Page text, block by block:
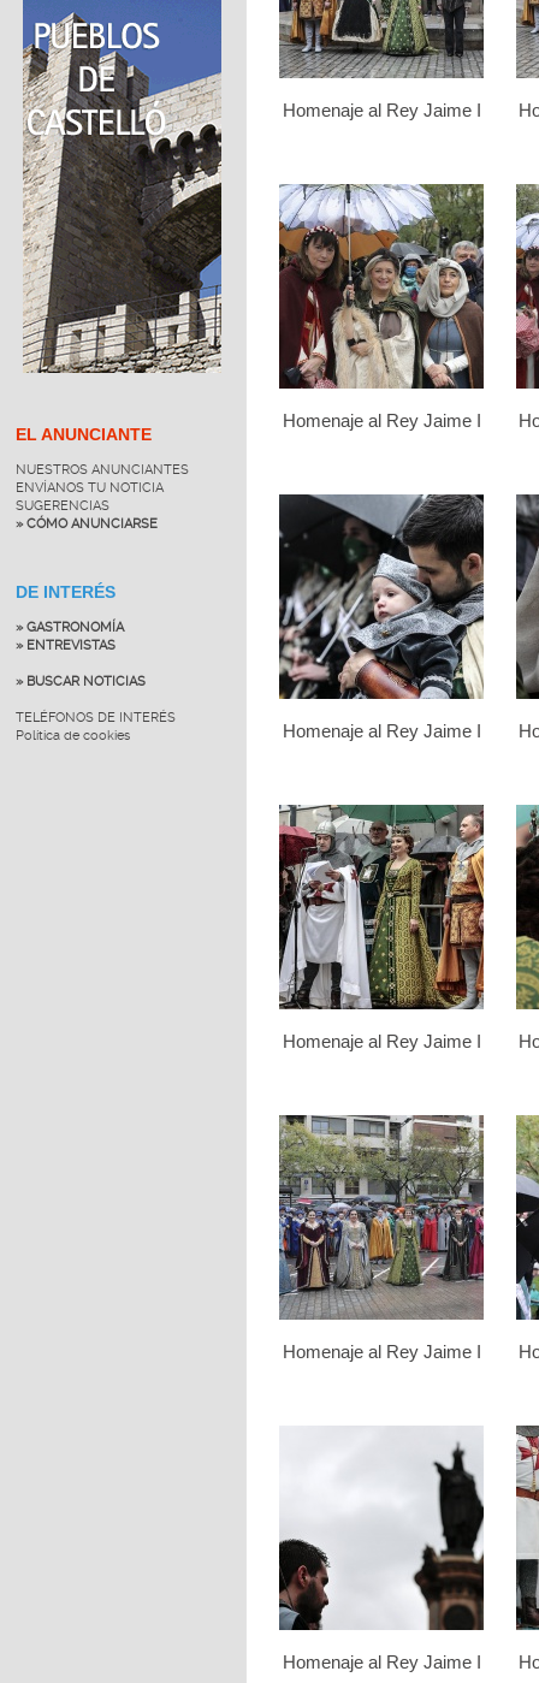
EL ANUNCIANTE
NUESTROS ANUNCIANTES
ENVÍANOS TU NOTICIA
SUGERENCIAS
» CÓMO ANUNCIARSE
DE INTERÉS
» GASTRONOMÍA
» ENTREVISTAS
» BUSCAR NOTICIAS
TELÉFONOS DE INTERÉS
Política de cookies
Homenaje al Rey Jaime I
Homenaje al Rey Jaime I
Homenaje al Rey Jaime I
Homenaje al Rey Jaime I
Homenaje al Rey Jaime I
Homenaje al Rey Jaime I